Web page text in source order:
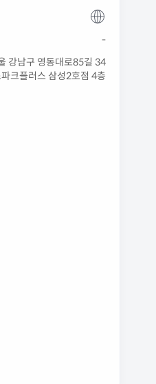
-
강남구 영동대로85길 34
크플러스 삼성2호점 4층